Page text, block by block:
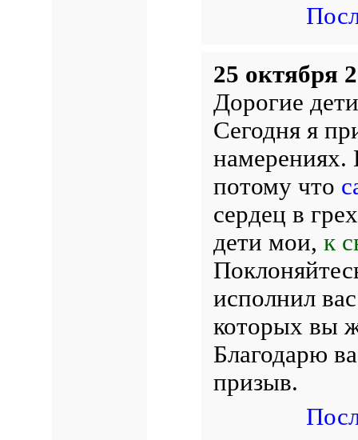
25 октября
Дорогие
Сегодня я
намерениях.
потому что
сердец в
дети мои, к
исполнил
которых вы
Благодарю
призыв.